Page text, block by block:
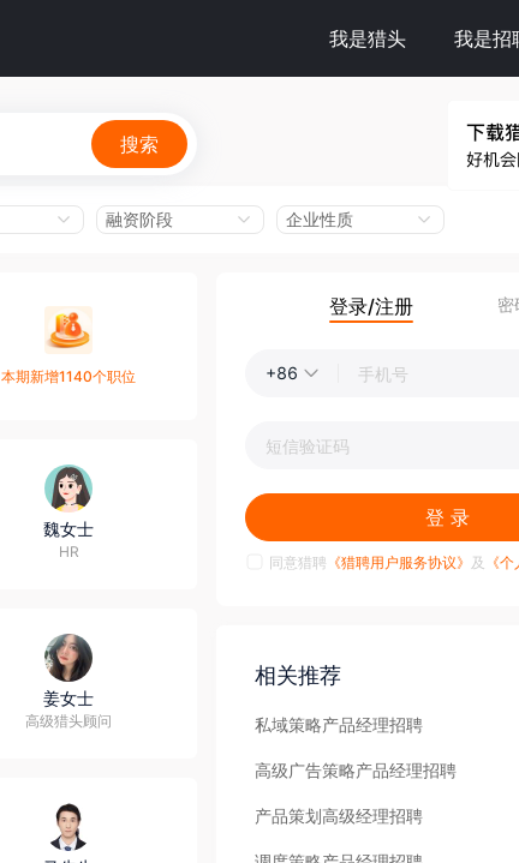
我是猎头 我是招
搜索
融资阶段 企业性质
本期新增1140个职位
魏女士
HR
姜女士
高级猎头顾问
登录/注册 密
+86
登 录
同意猎聘 《猎聘用户服务协议》 及 《
相关推荐
私域策略产品经理招聘
高级广告策略产品经理招聘
产品策划高级经理招聘